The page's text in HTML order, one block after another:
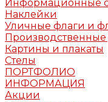
Информационные
Наклейки
Уличные флаги и
Производственные
Картины и плакаты
Стелы
ПОРТФОЛИО
ИНФОРМАЦИЯ
Акции